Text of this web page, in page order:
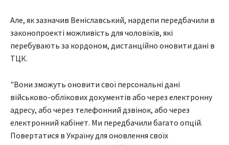
Але, як зазначив Веніславський, нардепи передбачили в
законопроекті можливість для чоловіків, які
перебувають за кордоном, дистанційно оновити дані в
ТЦК.
"Вони зможуть оновити свої персональні дані
військово-облікових документів або через електронну
адресу, або через телефонний дзвінок, або через
електронний кабінет. Ми передбачили багато опцій.
Повертатися в Україну для оновлення своїх